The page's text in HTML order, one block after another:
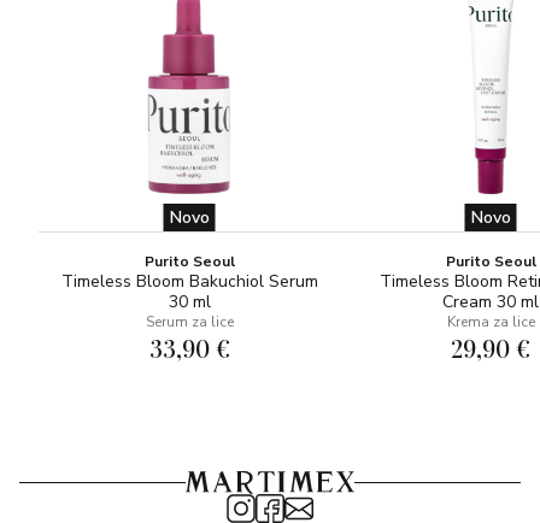
Novo
Purito Seoul
Timeless Bloom Bakuchiol Serum
30 ml
Serum za lice
33,90 €
Novo
Purito Seoul
Timeless Bloom
Cream 30 ml
Krema za lice
29,90 €